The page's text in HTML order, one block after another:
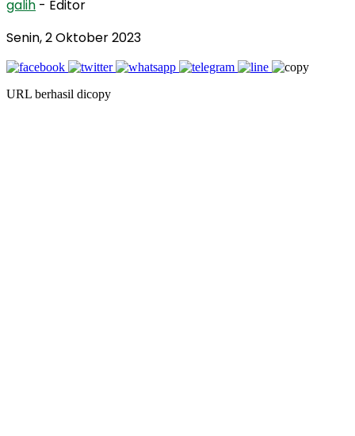
galih - Editor
Senin, 2 Oktober 2023
URL berhasil dicopy